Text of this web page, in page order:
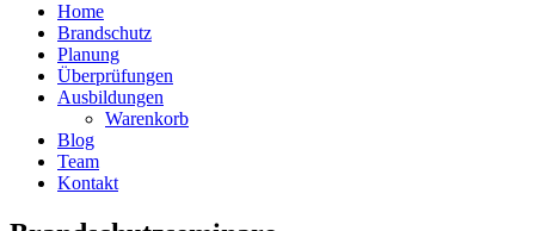
Home
Brandschutz
Planung
Überprüfungen
Ausbildungen
Warenkorb
Blog
Team
Kontakt